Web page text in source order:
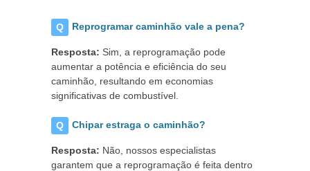
Reprogramar caminhão vale a pena?
Resposta: Sim, a reprogramação pode
aumentar a potência e eficiência do seu
caminhão, resultando em economias
significativas de combustível.
Chipar estraga o caminhão?
Resposta: Não, nossos especialistas
garantem que a reprogramação é feita dentro